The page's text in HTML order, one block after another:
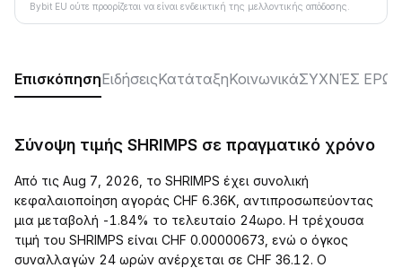
Bybit EU ούτε προορίζεται να είναι ενδεικτική της μελλοντικής απόδοσης.
ΕπισκόπησηΕιδήσειςΚατάταξηΚοινωνικάΣΥΧΝΈΣ
Σύνοψη τιμής SHRIMPS σε πραγματικό χρόνο
Από τις Aug 7, 2026, το SHRIMPS έχει συνολική
κεφαλαιοποίηση αγοράς CHF 6.36K, αντιπροσωπεύοντας
μια μεταβολή -1.84% το τελευταίο 24ωρο. Η τρέχουσα
τιμή του SHRIMPS είναι CHF 0.00000673, ενώ ο όγκος
συναλλαγών 24 ωρών ανέρχεται σε CHF 36.12. Ο